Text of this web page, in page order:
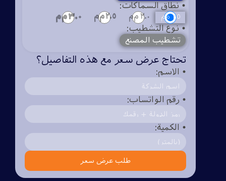
٣.٠ م‌م ٢.٥ م‌م ٢.٠ م‌م ١.٥ م‌م
• نطاق السماكات:
تشطيب المصنع
• نوع التشطيب:
تحتاج عرض سعر مع هذه التفاصيل؟
• الكمية:
• رقم الواتساب:
• الاسم:
طلب عرض سعر